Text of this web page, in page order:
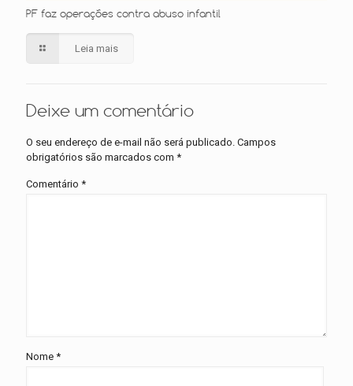
PF faz operações contra abuso infantil
Leia mais
Deixe um comentário
O seu endereço de e-mail não será publicado. Campos
obrigatórios são marcados com *
Comentário *
Nome *